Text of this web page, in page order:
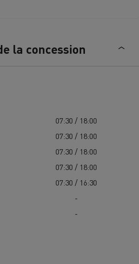
la concession
07:30 / 18:00
07:30 / 18:00
07:30 / 18:00
07:30 / 18:00
07:30 / 16:30
-
-